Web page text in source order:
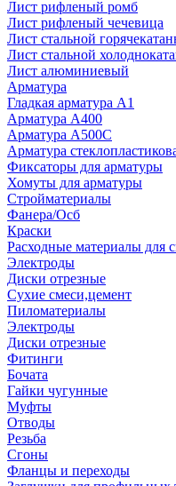
Лист рифленый ромб
Лист рифленый чечевица
Лист стальной
Лист стальной
Лист алюминиевый
Арматура
Гладкая арматура А1
Арматура А400
Арматура A500C
Арматура
Фиксаторы для арматуры
Хомуты для арматуры
Стройматериалы
Фанера/Осб
Краски
Расходные материалы для
Электроды
Диски отрезные
Сухие смеси,цемент
Пиломатериалы
Электроды
Диски отрезные
Фитинги
Бочата
Гайки чугунные
Муфты
Отводы
Резьба
Сгоны
Фланцы и переходы